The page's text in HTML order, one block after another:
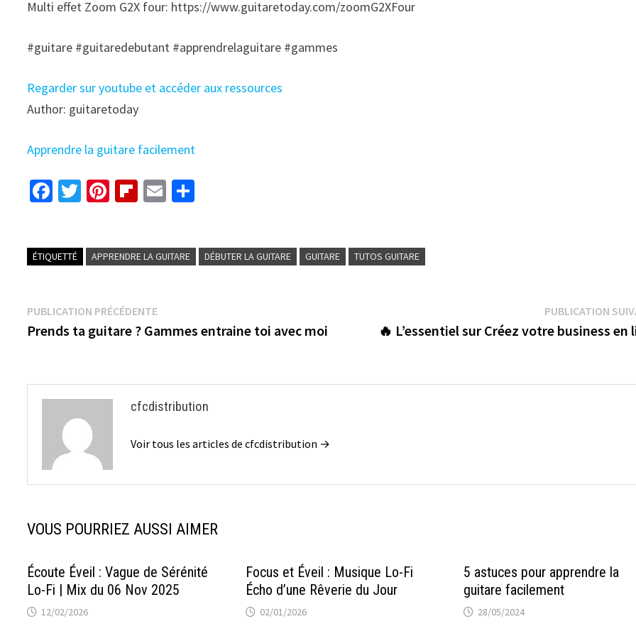
Multi effet Zoom G2X four: https://www.guitaretoday.com/zoomG2XFour
#guitare #guitaredebutant #apprendrelaguitare #gammes
Regarder sur youtube et accéder aux ressources
Author: guitaretoday
Apprendre la guitare facilement
Fa
o
k
T
er
Pi
es
Fl
o
d
E
l
ge
ÉTIQUETTÉ APPRENDRE LA GUITARE DÉBUTER LA GUITARE GUITARE TUTOS GUITARE
Navigation
de
PUBLICATION PRÉCÉDENTEPublication
précédente :
Prends ta guitare ? Gammes entraine toi avec moi
PUBLICATION
🔥 L’essentiel sur Créez votre business en
cfcdistribution
Voir tous les articles de cfcdistribution →
VOUS POURRIEZ AUSSI AIMER
Écoute Éveil : Vague de Sérénité
Lo-Fi | Mix du 06 Nov 2025
12/02/2026
Focus et Éveil : Musique Lo-Fi
Écho d’une Rêverie du Jour
02/01/2026
5 astuces pour apprendre la
guitare facilement
28/05/2024